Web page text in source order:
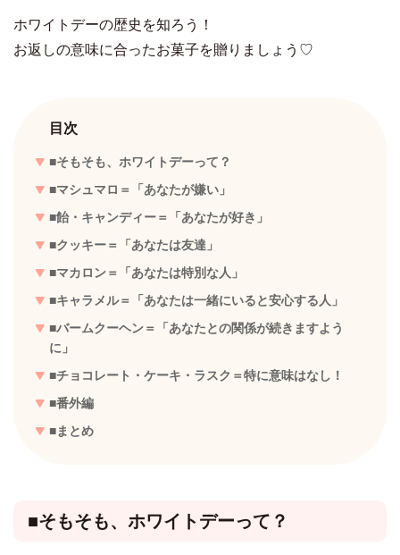
ホワイトデーの歴史を知ろう！
お返しの意味に合ったお菓子を贈りましょう♡
目次
■そもそも、ホワイトデーって？
■マシュマロ＝「あなたが嫌い」
■飴・キャンディー＝「あなたが好き」
■クッキー＝「あなたは友達」
■マカロン＝「あなたは特別な人」
■キャラメル＝「あなたは一緒にいると安心する人」
■バームクーヘン＝「あなたとの関係が続きますよう
に」
■チョコレート・ケーキ・ラスク＝特に意味はなし！
■番外編
■まとめ
■そもそも、ホワイトデーって？